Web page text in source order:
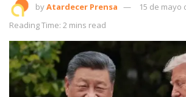
byAtardecer Prensa
15 de mayo
Reading Time: 2 mins read